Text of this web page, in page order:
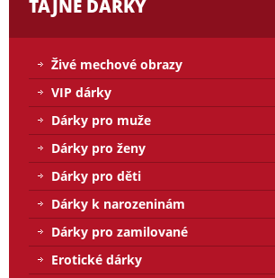
TAJNÉ DÁRKY
Živé mechové obrazy
VIP dárky
Dárky pro muže
Dárky pro ženy
Dárky pro děti
Dárky k narozeninám
Dárky pro zamilované
Erotické dárky